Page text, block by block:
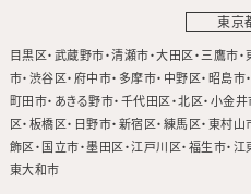
東京
目黒区 武蔵野市 清瀬市 大田区 三鷹市
市 渋谷区 府中市 多摩市 中野区 昭島市
町田市 あきる野市 千代田区 北区 小金井
区 板橋区 日野市 新宿区 練馬区 東村山
飾区 国立市 墨田区 江戸川区 福生市 江
東大和市